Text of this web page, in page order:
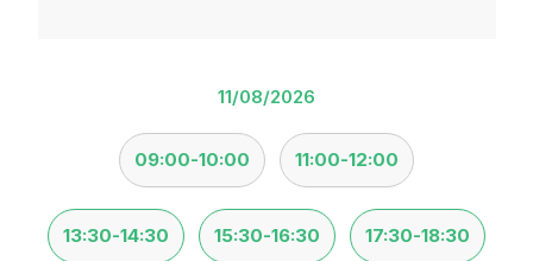
11/08/2026
09:00-10:00 11:00-12:00
13:30-14:30 15:30-16:30 17:30-18:30